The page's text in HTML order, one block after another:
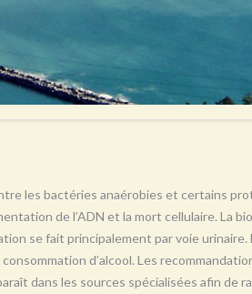
les bactéries anaérobies et certains
de l’ADN et la mort cellulaire. La
se fait principalement par voie
d’alcool. Les
dans les sources spécialisées afin de